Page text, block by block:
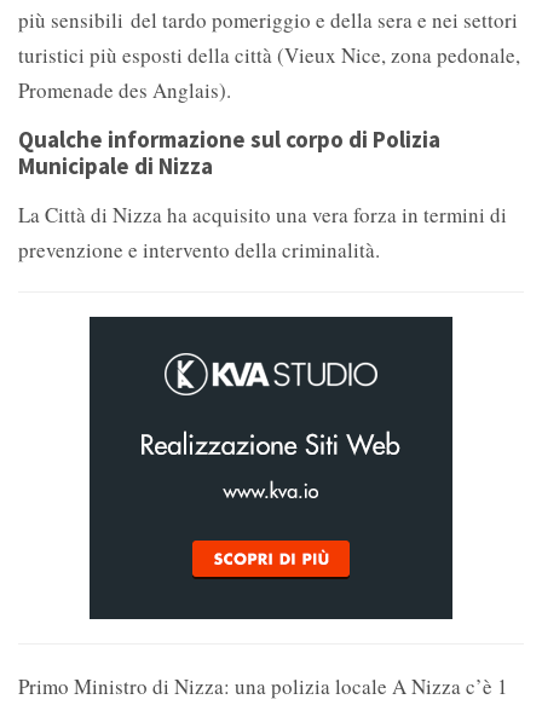
più sensibili del tardo pomeriggio e della sera e nei settori
turistici più esposti della città (Vieux Nice, zona pedonale,
Promenade des Anglais).
Qualche informazione sul corpo di Polizia
Municipale di Nizza
La Città di Nizza ha acquisito una vera forza in termini di
prevenzione e intervento della criminalità.
Primo Ministro di Nizza: una polizia locale A Nizza c’è 1